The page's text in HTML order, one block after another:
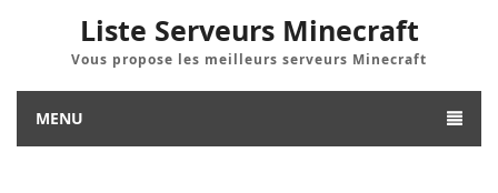
Liste Serveurs Minecraft
Vous propose les meilleurs serveurs Minecraft
MENU